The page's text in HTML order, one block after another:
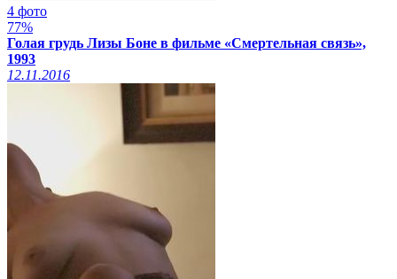
4 фото
77%
Голая грудь Лизы Боне в фильме «Смертельная связь»,
1993
12.11.2016